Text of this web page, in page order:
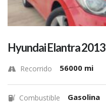
Hyundai Elantra 2013
Recorrido 56000 mi
Combustible Gasolina